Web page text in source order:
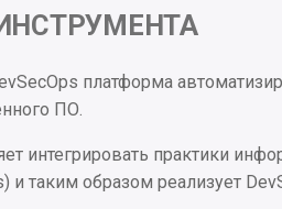
платформа
ПО.
интегрировать практики
и таким образом реализует